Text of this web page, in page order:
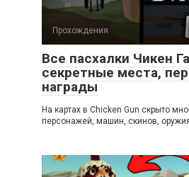
Прохождения
Все пасхалки Чикен
секретные места,
награды
На картах в Chicken Gun скрыто
персонажей, машин, скинов,